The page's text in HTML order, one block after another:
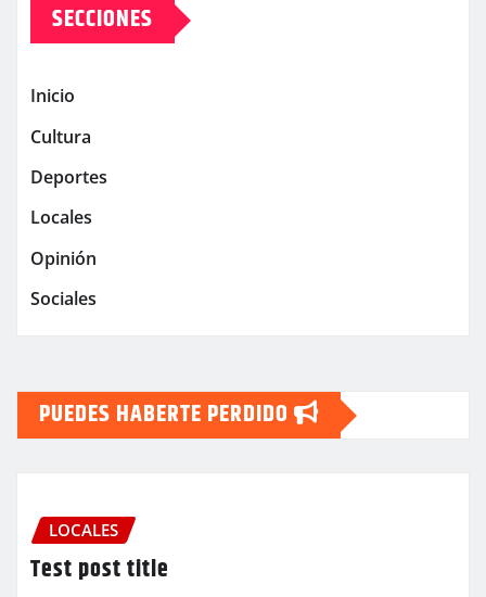
SECCIONES
Inicio
Cultura
Deportes
Locales
Opinión
Sociales
PUEDES HABERTE PERDIDO
LOCALES
Test post title